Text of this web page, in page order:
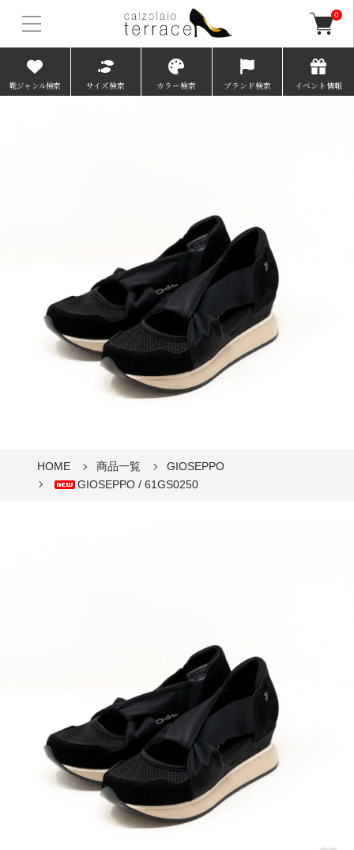
0
靴ジャンル検索 サイズ検索 カラー検索 ブランド検索 イベント情報
HOME 商品一覧
GIOSEPPO
GIOSEPPO / 61GS0250